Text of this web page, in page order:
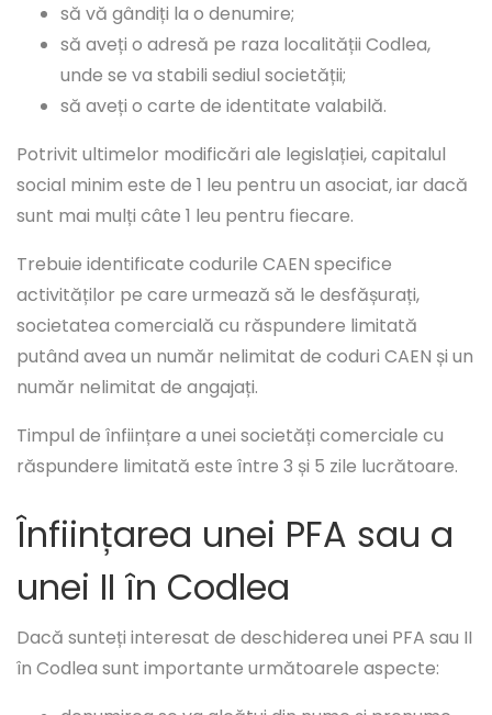
să vă gândiți la o denumire;
să aveți o adresă pe raza localității Codlea,
unde se va stabili sediul societății;
să aveți o carte de identitate valabilă.
Potrivit ultimelor modificări ale legislației, capitalul
social minim este de 1 leu pentru un asociat, iar dacă
sunt mai mulți câte 1 leu pentru fiecare.
Trebuie identificate codurile CAEN specifice
activităților pe care urmează să le desfășurați,
societatea comercială cu răspundere limitată
putând avea un număr nelimitat de coduri CAEN și un
număr nelimitat de angajați.
Timpul de înființare a unei societăți comerciale cu
răspundere limitată este între 3 și 5 zile lucrătoare.
Înființarea unei PFA sau a
unei II în Codlea
Dacă sunteți interesat de deschiderea unei PFA sau II
în Codlea sunt importante următoarele aspecte: